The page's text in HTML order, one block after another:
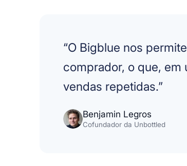
“O Bigblue nos
comprador, o que, em
vendas repetidas.”
Benjamin Legros
Cofundador da Unbottled